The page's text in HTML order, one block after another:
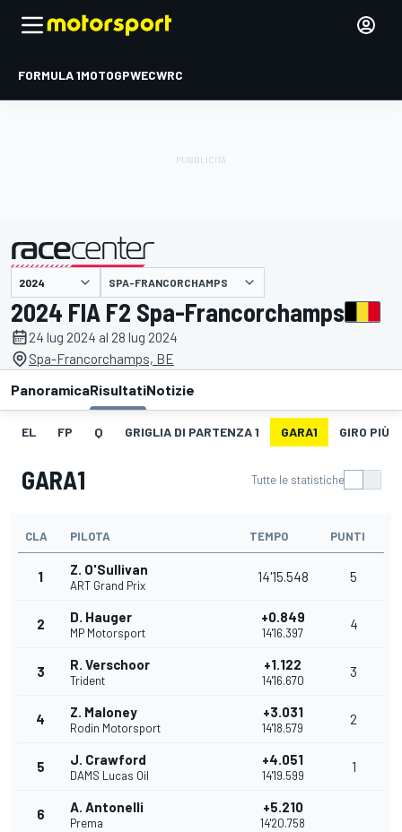
FORMULA 1MOTOGPWECWRC
presentato da SPA-FRANCORCHAMPS
2024 FIA F2 Spa-Francorchamps
24 lug 2024 al 28 lug 2024
Spa-Francorchamps, BE
PanoramicaRisultatiNotizie
EL FP Q GRIGLIA DI PARTENZA 1 GARA1 GIRO PIÙ
GARA1 Tutte le statistiche
CLA PILOTA TEMPO PUNTI
1 Z. O'Sullivan
ART Grand Prix
14'15.548 5
2 D. Hauger
MP Motorsport
+0.849
14'16.397
4
3 R. Verschoor
Trident
+1.122
14'16.670
3
4 Z. Maloney
Rodin Motorsport
+3.031
14'18.579
2
5 J. Crawford
DAMS Lucas Oil
+4.051
14'19.599
1
6 A. Antonelli
Prema
+5.210
14'20.758